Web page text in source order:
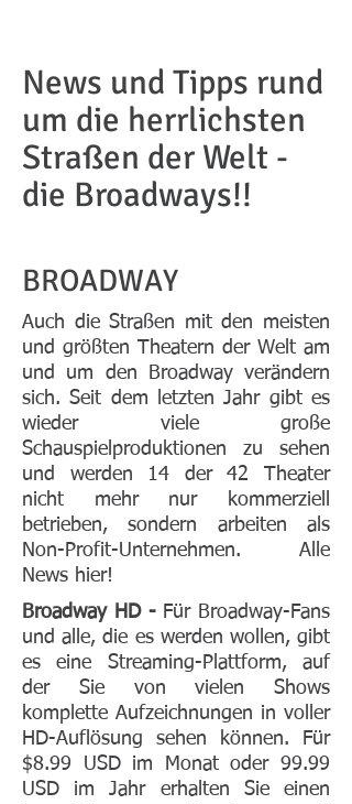
News und Tipps rund
um die herrlichsten
Straßen der Welt -
die Broadways!!
BROADWAY
Auch die Straßen mit den meisten
und größten Theatern der Welt am
und um den Broadway verändern
sich. Seit dem letzten Jahr gibt es
wieder viele große
Schauspielproduktionen zu sehen
und werden 14 der 42 Theater
nicht mehr nur kommerziell
betrieben, sondern arbeiten als
Non-Profit-Unternehmen. Alle
News hier!
Broadway HD - Für Broadway-Fans
und alle, die es werden wollen, gibt
es eine Streaming-Plattform, auf
der Sie von vielen Shows
komplette Aufzeichnungen in voller
HD-Auflösung sehen können. Für
$8.99 USD im Monat oder 99.99
USD im Jahr erhalten Sie einen